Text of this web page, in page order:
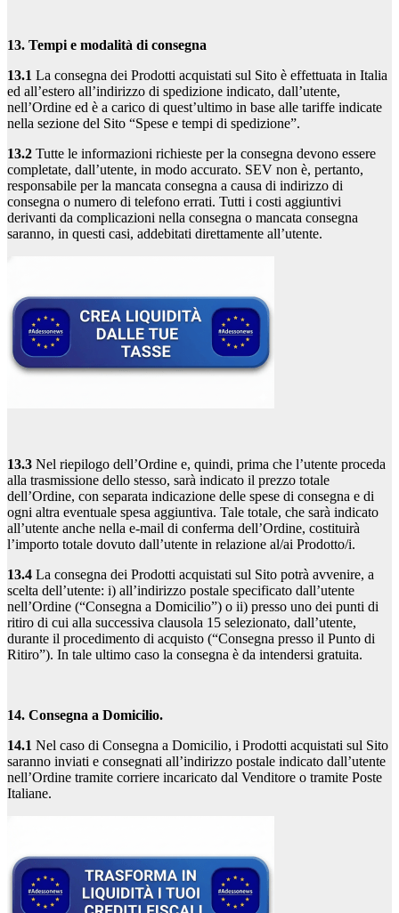
13. Tempi e modalità di consegna
13.1 La consegna dei Prodotti acquistati sul Sito è effettuata in Italia
ed all’estero all’indirizzo di spedizione indicato, dall’utente,
nell’Ordine ed è a carico di quest’ultimo in base alle tariffe indicate
nella sezione del Sito “Spese e tempi di spedizione”.
13.2 Tutte le informazioni richieste per la consegna devono essere
completate, dall’utente, in modo accurato. SEV non è, pertanto,
responsabile per la mancata consegna a causa di indirizzo di
consegna o numero di telefono errati. Tutti i costi aggiuntivi
derivanti da complicazioni nella consegna o mancata consegna
saranno, in questi casi, addebitati direttamente all’utente.
13.3 Nel riepilogo dell’Ordine e, quindi, prima che l’utente proceda
alla trasmissione dello stesso, sarà indicato il prezzo totale
dell’Ordine, con separata indicazione delle spese di consegna e di
ogni altra eventuale spesa aggiuntiva. Tale totale, che sarà indicato
all’utente anche nella e-mail di conferma dell’Ordine, costituirà
l’importo totale dovuto dall’utente in relazione al/ai Prodotto/i.
13.4 La consegna dei Prodotti acquistati sul Sito potrà avvenire, a
scelta dell’utente: i) all’indirizzo postale specificato dall’utente
nell’Ordine (“Consegna a Domicilio”) o ii) presso uno dei punti di
ritiro di cui alla successiva clausola 15 selezionato, dall’utente,
durante il procedimento di acquisto (“Consegna presso il Punto di
Ritiro”). In tale ultimo caso la consegna è da intendersi gratuita.
14. Consegna a Domicilio.
14.1 Nel caso di Consegna a Domicilio, i Prodotti acquistati sul Sito
saranno inviati e consegnati all’indirizzo postale indicato dall’utente
nell’Ordine tramite corriere incaricato dal Venditore o tramite Poste
Italiane.